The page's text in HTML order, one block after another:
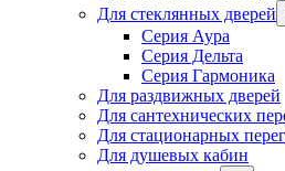
Для стеклянных дверей
Серия Аура
Серия Дельта
Серия Гармоника
Для раздвижных дверей
Для сантехнических
Для стационарных
Для душевых кабин